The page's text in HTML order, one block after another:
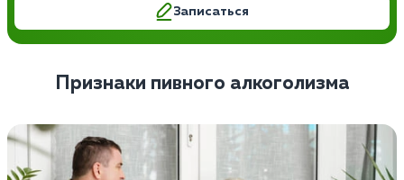
Записаться
Признаки пивного алкоголизма